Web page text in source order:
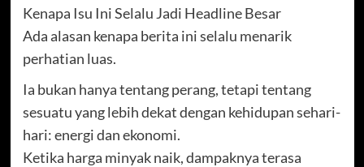
Kenapa Isu Ini Selalu Jadi Headline Besar
Ada alasan kenapa berita ini selalu menarik
perhatian luas.
Ia bukan hanya tentang perang, tetapi tentang
sesuatu yang lebih dekat dengan kehidupan sehari-
hari: energi dan ekonomi.
Ketika harga minyak naik, dampaknya terasa